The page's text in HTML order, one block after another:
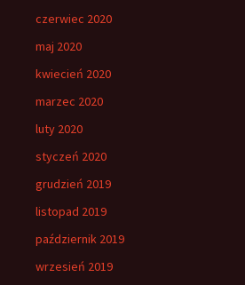
czerwiec 2020
maj 2020
kwiecień 2020
marzec 2020
luty 2020
styczeń 2020
grudzień 2019
listopad 2019
październik 2019
wrzesień 2019